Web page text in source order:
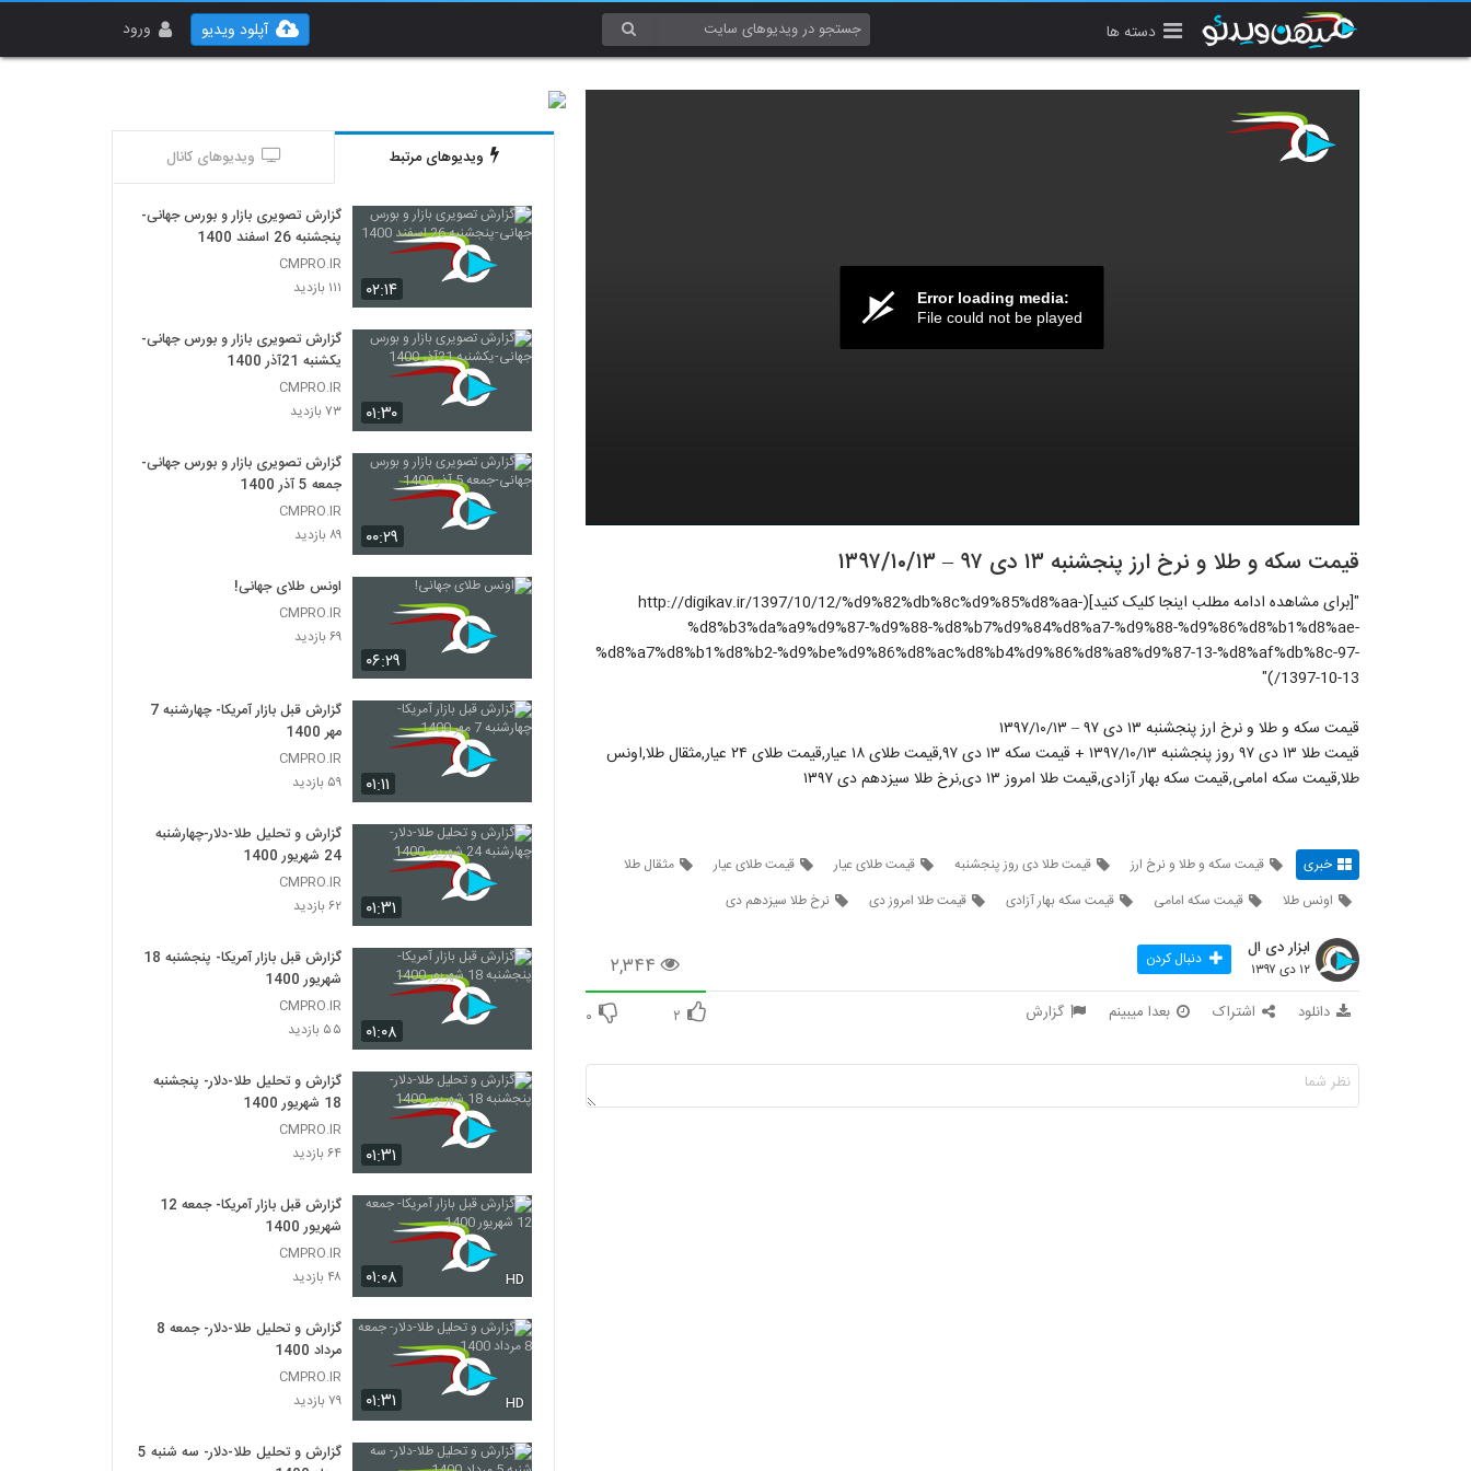
دسته ها ورود آپلود ویدیو
Error loading media:
File could not be played
قیمت سکه و طلا و نرخ ارز پنجشنبه ۱۳ دی ۹۷ – ۱۳۹۷/۱۰/۱۳
"[برای مشاهده ادامه مطلب اینجا کلیک کنید](http://digikav.ir/1397/10/12/%d9%82%db%8c%d9%85%d8%aa-
%d8%b3%da%a9%d9%87-%d9%88-%d8%b7%d9%84%d8%a7-%d9%88-%d9%86%d8%b1%d8%ae-
%d8%a7%d8%b1%d8%b2-%d9%be%d9%86%d8%ac%d8%b4%d9%86%d8%a8%d9%87-13-%d8%af%db%8c-97-
1397-10-13/)"
قیمت سکه و طلا و نرخ ارز پنجشنبه ۱۳ دی ۹۷ – ۱۳۹۷/۱۰/۱۳
قیمت طلا ۱۳ دی ۹۷ روز پنجشنبه ۱۳۹۷/۱۰/۱۳ + قیمت سکه ۱۳ دی ۹۷,قیمت طلای ۱۸ عیار,قیمت طلای ۲۴ عیار,مثقال طلا,اونس
طلا,قیمت سکه امامی,قیمت سکه بهار آزادی,قیمت طلا امروز ۱۳ دی,نرخ طلا سیزدهم دی ۱۳۹۷
خبری قیمت سکه و طلا و نرخ ارز قیمت طلا دی روز پنجشنبه قیمت طلای عیار قیمت طلای عیار
مثقال طلا
اونس طلا
قیمت سکه امامی قیمت سکه بهار آزادی قیمت طلا امروز دی نرخ طلا سیزدهم دی
۲,۳۴۴
ابزار دی ال
۱۲ دی ۱۳۹۷ دنبال کردن
دانلود اشتراک بعدا میبینم گزارش ۲ ۰
ویدیوهای مرتبط ویدیوهای کانال
۰۲:۱۴
گزارش تصویری بازار و بورس جهانی-
پنجشنبه 26 اسفند 1400
CMPRO.IR
۱۱۱ بازدید
۰۱:۳۰
گزارش تصویری بازار و بورس جهانی-
یکشنبه 21آذر 1400
CMPRO.IR
۷۳ بازدید
۰۰:۲۹
گزارش تصویری بازار و بورس جهانی-
جمعه 5 آذر 1400
CMPRO.IR
۸۹ بازدید
۰۶:۲۹
اونس طلای جهانی!
CMPRO.IR
۶۹ بازدید
۰۱:۱۱
گزارش قبل بازار آمریکا- چهارشنبه 7
مهر 1400
CMPRO.IR
۵۹ بازدید
۰۱:۳۱
گزارش و تحلیل طلا-دلار-چهارشنبه
24 شهریور 1400
CMPRO.IR
۶۲ بازدید
۰۱:۰۸
گزارش قبل بازار آمریکا- پنجشنبه 18
شهریور 1400
CMPRO.IR
۵۵ بازدید
۰۱:۳۱
گزارش و تحلیل طلا-دلار- پنجشنبه
18 شهریور 1400
CMPRO.IR
۶۴ بازدید
۰۱:۰۸ HD
گزارش قبل بازار آمریکا- جمعه 12
شهریور 1400
CMPRO.IR
۴۸ بازدید
۰۱:۳۱ HD
گزارش و تحلیل طلا-دلار- جمعه 8
مرداد 1400
CMPRO.IR
۷۹ بازدید
گزارش و تحلیل طلا-دلار- سه شنبه 5